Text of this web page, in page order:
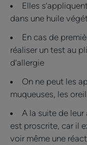
Elles
dans une huile
En cas de
réaliser un test au
d’allergie
On ne peut les
muqueuses, les
A la suite de
est proscrite, car il
voir même une